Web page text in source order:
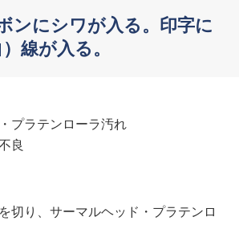
ンにシワが入る。印字に
線が入る。
プラテンローラ汚れ
良
切り、サーマルヘッド・プラテンロ